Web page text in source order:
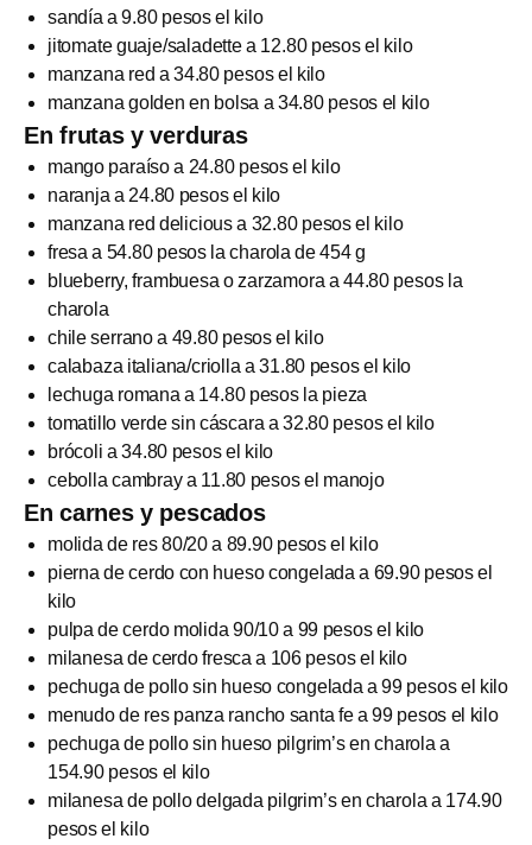
sandía a 9.80 pesos el kilo
jitomate guaje/saladette a 12.80 pesos el kilo
manzana red a 34.80 pesos el kilo
manzana golden en bolsa a 34.80 pesos el kilo
En frutas y verduras
mango paraíso a 24.80 pesos el kilo
naranja a 24.80 pesos el kilo
manzana red delicious a 32.80 pesos el kilo
fresa a 54.80 pesos la charola de 454 g
blueberry, frambuesa o zarzamora a 44.80 pesos la
charola
chile serrano a 49.80 pesos el kilo
calabaza italiana/criolla a 31.80 pesos el kilo
lechuga romana a 14.80 pesos la pieza
tomatillo verde sin cáscara a 32.80 pesos el kilo
brócoli a 34.80 pesos el kilo
cebolla cambray a 11.80 pesos el manojo
En carnes y pescados
molida de res 80/20 a 89.90 pesos el kilo
pierna de cerdo con hueso congelada a 69.90 pesos el
kilo
pulpa de cerdo molida 90/10 a 99 pesos el kilo
milanesa de cerdo fresca a 106 pesos el kilo
pechuga de pollo sin hueso congelada a 99 pesos el kilo
menudo de res panza rancho santa fe a 99 pesos el kilo
pechuga de pollo sin hueso pilgrim’s en charola a
154.90 pesos el kilo
milanesa de pollo delgada pilgrim’s en charola a 174.90
pesos el kilo